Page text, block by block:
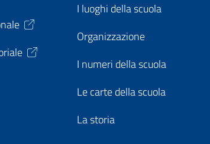
I luoghi della scuola
Organizzazione
I numeri della scuola
Le carte della scuola
La storia